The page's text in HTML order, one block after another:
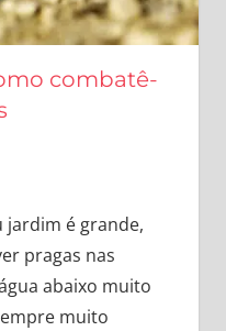
combatê-
jardim é grande,
pragas nas
abaixo muito
muito